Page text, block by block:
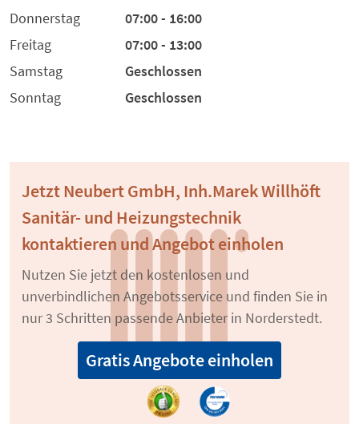
Donnerstag
07:00 - 16:00
Freitag
07:00 - 13:00
Samstag
Geschlossen
Sonntag
Geschlossen
Jetzt Neubert GmbH, Inh.Marek Willhöft
Sanitär- und Heizungstechnik
kontaktieren und Angebot einholen
Nutzen Sie jetzt den kostenlosen und
unverbindlichen Angebotsservice und finden Sie in
nur 3 Schritten passende Anbieter in Norderstedt.
Gratis Angebote einholen